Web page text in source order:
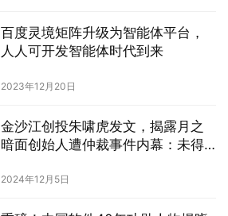
百度灵境矩阵升级为智能体平台，
人人可开发智能体时代到来
2023年12月20日
金沙江创投朱啸虎发文，揭露月之
暗面创始人遭仲裁事件内幕：未得
2024年12月5日